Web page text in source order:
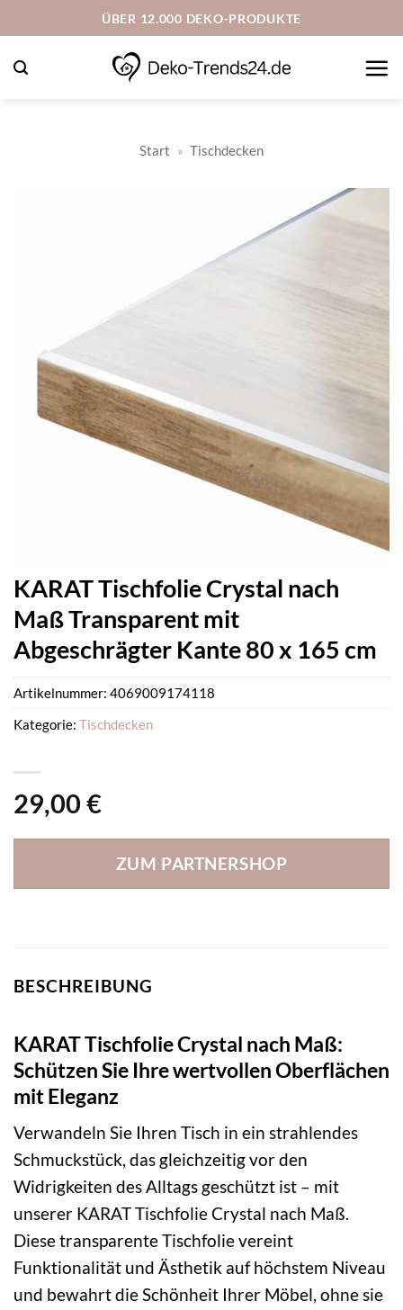
Inhalt
springen
ÜBER 12.000 DEKO-PRODUKTE
Start » Tischdecken
KARAT Tischfolie Crystal nach
Maß Transparent mit
Abgeschrägter Kante 80 x 165 cm
29,00 €
ZUM PARTNERSHOP
Artikelnummer: 4069009174118
Kategorie: Tischdecken
BESCHREIBUNG
KARAT Tischfolie Crystal nach Maß:
Schützen Sie Ihre wertvollen Oberflächen
mit Eleganz
Verwandeln Sie Ihren Tisch in ein strahlendes
Schmuckstück, das gleichzeitig vor den
Widrigkeiten des Alltags geschützt ist – mit
unserer KARAT Tischfolie Crystal nach Maß.
Diese transparente Tischfolie vereint
Funktionalität und Ästhetik auf höchstem Niveau
und bewahrt die Schönheit Ihrer Möbel, ohne sie